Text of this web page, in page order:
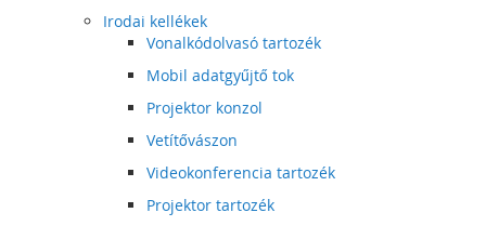
Irodai kellékek
Vonalkódolvasó tartozék
Mobil adatgyűjtő tok
Projektor konzol
Vetítővászon
Videokonferencia tartozék
Projektor tartozék